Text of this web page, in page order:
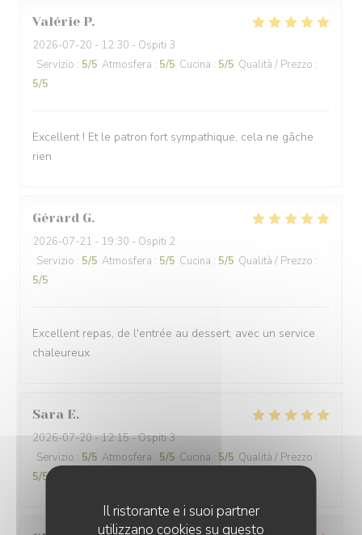
Il ristorante e i suoi partner
utilizzano cookies su questo
Valérie P
2026-07-20 - 12:30 - Ospiti 3
Servizio : 5/5 Atmosfera : 5/5 Cucina : 5/5 Qualità / Prezzo :
5/5
Excellent ! Et le patron fort sympathique, cela ne gâche
rien
Gérard G
2026-07-21 - 19:30 - Ospiti 2
Servizio : 5/5 Atmosfera : 5/5 Cucina : 5/5 Qualità / Prezzo :
5/5
Excellent repas, de l'entrée au dessert, avec un service
chaleureux
Sara E
2026-07-20- 12:15 - Ospiti 3
Servizio : 5/5 Atmosfera : 5/5 Cucina : 5/5 Qualità / Prezzo :
5/5